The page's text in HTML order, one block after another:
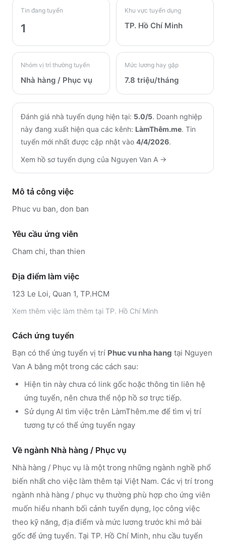
Tin đang tuyển
1
Khu vực tuyển dụng
TP. Hồ Chí Minh
Nhóm vị trí thường tuyển
Nhà hàng / Phục vụ
Mức lương hay gặp
7.8 triệu/tháng
Đánh giá nhà tuyển dụng hiện tại: 5.0/5. Doanh nghiệp
này đang xuất hiện qua các kênh: LàmThêm.me. Tin
tuyển mới nhất được cập nhật vào 4/4/2026.
Xem hồ sơ tuyển dụng của Nguyen Van A →
Mô tả công việc
Phuc vu ban, don ban
Yêu cầu ứng viên
Cham chi, than thien
Địa điểm làm việc
123 Le Loi, Quan 1, TP.HCM
Xem thêm việc làm thêm tại TP. Hồ Chí Minh
Cách ứng tuyển
Bạn có thể ứng tuyển vị trí Phuc vu nha hang tại Nguyen
Van A bằng một trong các cách sau:
Hiện tin này chưa có link gốc hoặc thông tin liên hệ
ứng tuyển, nên chưa thể nộp hồ sơ trực tiếp.
Sử dụng AI tìm việc trên LàmThêm.me để tìm vị trí
tương tự có thể ứng tuyển ngay
Về ngành Nhà hàng / Phục vụ
Nhà hàng / Phục vụ là một trong những ngành nghề phổ
biến nhất cho việc làm thêm tại Việt Nam. Các vị trí trong
ngành nhà hàng / phục vụ thường phù hợp cho ứng viên
muốn hiểu nhanh bối cảnh tuyển dụng, lọc công việc
theo kỹ năng, địa điểm và mức lương trước khi mở bài
gốc để ứng tuyển. Tại TP. Hồ Chí Minh, nhu cầu tuyển